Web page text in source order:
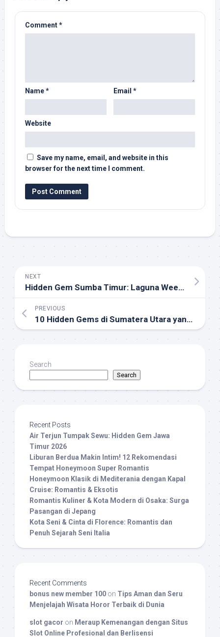
Comment*
Name* Email *
Website
Save my name, email, and website in this
browser for the next time I comment.
NEXT
Hidden Gem Sumba Timur: Laguna Weekuri, Surga Tersembunyi yang Wajib Dikunjungi 2026
PREVIOUS
10 Hidden Gems di Sumatera Utara yang Wajib Dikunjungi Tahun 2026
Search
Search
Recent Posts
Air Terjun Tumpak Sewu: Hidden Gem Jawa
Timur 2026
Liburan Berdua Makin Intim! 12 Rekomendasi
Tempat Honeymoon Super Romantis
Honeymoon Klasik di Mediterania dengan Kapal
Cruise: Romantis & Eksotis
Romantis Kuliner & Kota Modern di Osaka: Surga
Pasangan di Jepang
Kota Seni & Cinta di Florence: Romantis dan
Penuh Sejarah Seni Italia
Recent Comments
bonus new member 100 on Tips Aman dan Seru
Menjelajah Wisata Horor Terbaik di Dunia
slot gacor on Meraup Kemenangan dengan Situs
Slot Online Profesional dan Berlisensi